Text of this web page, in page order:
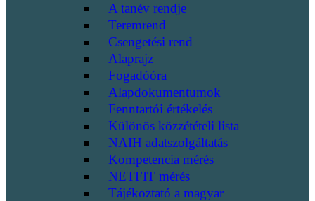
A tanév rendje
Teremrend
Csengetési rend
Alaprajz
Fogadóóra
Alapdokumentumok
Fenntartói értékelés
Különös közzétételi lista
NAIH adatszolgáltatás
Kompetencia mérés
NETFIT mérés
Tájékoztató a magyar